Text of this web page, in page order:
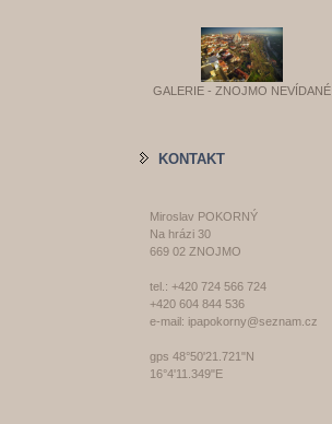
GALERIE - ZNOJMO NEVÍDANÉ
KONTAKT
Miroslav POKORNÝ
Na hrázi 30
669 02 ZNOJMO
tel.: +420 724 566 724
+420 604 844 536
e-mail: ipapokorny@seznam.cz
gps 48°50'21.721"N
16°4'11.349"E